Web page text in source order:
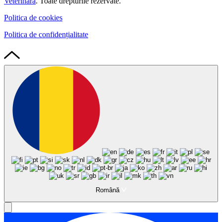
Politica de cookies
Politica de confidențialitate
Română